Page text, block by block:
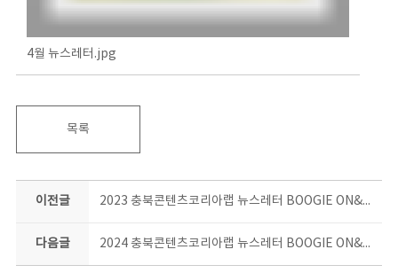
4월 뉴스레터.jpg
목록
이전글 2023 충북콘텐츠코리아랩 뉴스레터 BOOGIE ON&ON 12월호
다음글 2024 충북콘텐츠코리아랩 뉴스레터 BOOGIE ON&ON 5월호